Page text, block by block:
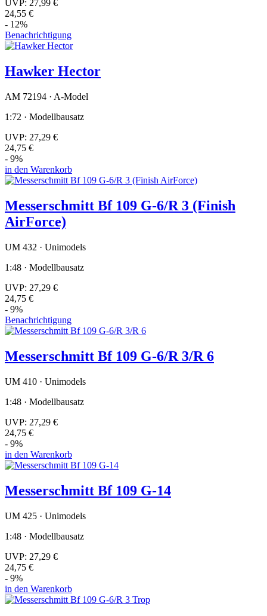
UVP: 27,99 €
24,55 €
- 12%
Benachrichtigung
Hawker Hector
AM 72194 · A-Model
1:72 · Modellbausatz
UVP: 27,29 €
24,75 €
- 9%
in den Warenkorb
Messerschmitt Bf 109 G-6/R 3 (Finish
AirForce)
UM 432 · Unimodels
1:48 · Modellbausatz
UVP: 27,29 €
24,75 €
- 9%
Benachrichtigung
Messerschmitt Bf 109 G-6/R 3/R 6
UM 410 · Unimodels
1:48 · Modellbausatz
UVP: 27,29 €
24,75 €
- 9%
in den Warenkorb
Messerschmitt Bf 109 G-14
UM 425 · Unimodels
1:48 · Modellbausatz
UVP: 27,29 €
24,75 €
- 9%
in den Warenkorb